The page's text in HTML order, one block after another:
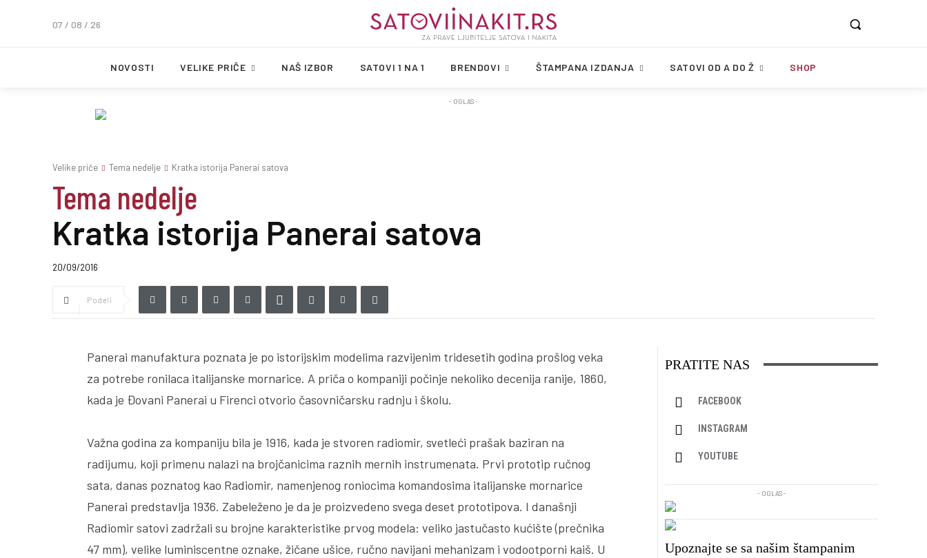
07 / 08 / 26
NOVOSTI VELIKE PRIČE NAŠ IZBOR SATOVI 1 NA 1 BRENDOVI ŠTAMPANA IZDANJA SATOVI OD A DO Ž SHOP
- OGLAS -
Velike priče Tema nedelje Kratka istorija Panerai satova
Tema nedelje
Kratka istorija Panerai satova
20/09/2016
Podeli
Panerai manufaktura poznata je po istorijskim modelima razvijenim tridesetih godina prošlog veka
za potrebe ronilaca italijanske mornarice. A priča o kompaniji počinje nekoliko decenija ranije, 1860,
kada je Đovani Panerai u Firenci otvorio časovničarsku radnju i školu.
Važna godina za kompaniju bila je 1916, kada je stvoren radiomir, svetleći prašak baziran na
radijumu, koji primenu nalazi na brojčanicima raznih mernih instrumenata. Prvi prototip ručnog
sata, danas poznatog kao Radiomir, namenjenog roniocima komandosima italijanske mornarice
Panerai predstavlja 1936. Zabeleženo je da je proizvedeno svega deset prototipova. I današnji
Radiomir satovi zadržali su brojne karakteristike prvog modela: veliko jastučasto kućište (prečnika
47 mm), velike luminiscentne oznake, žičane ušice, ručno navijani mehanizam i vodootporni kaiš. U
PRATITE NAS
FACEBOOK
INSTAGRAM
YOUTUBE
- OGLAS -
Upoznajte se sa našim štampanim